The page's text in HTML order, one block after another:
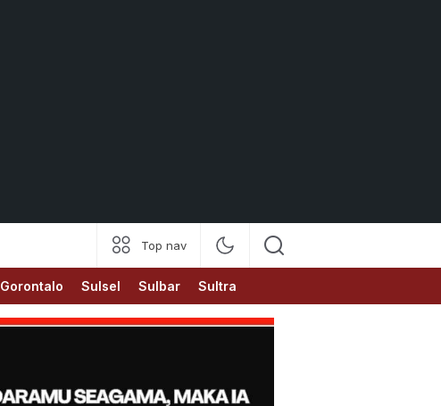
Top nav
Gorontalo Sulsel Sulbar Sultra